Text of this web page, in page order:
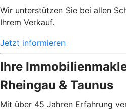
Wir unterstützen Sie bei allen
Ihrem Verkauf.
Jetzt informieren
Ihre
Rheingau & Taunus
Mit über 45 Jahren Erfahrung